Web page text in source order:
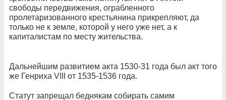
свободы передвижения, ограбленного
пролетаризованного крестьянина прикрепляют, да
только не к земле, которой у него уже нет, а к
капиталистам по месту жительства.
Дальнейшим развитием акта 1530-31 года был акт того
же Генриха VIII от 1535-1536 года.
Статут запрещал беднякам собирать самим